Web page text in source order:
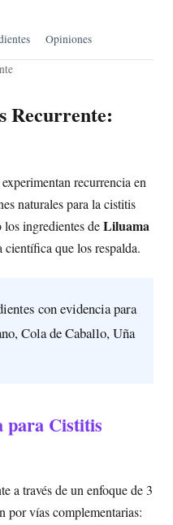
Opiniones
Recurrente:
recurrencia en
naturales para la cistitis
los ingredientes deLiluama
que los respalda.
con evidencia para
Cola de Caballo, Uña
para Cistitis
a través de un enfoque de 3
por vías complementarias: